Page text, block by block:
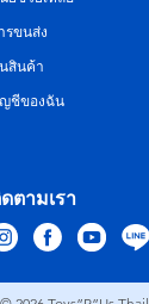
ตามเรา
รขนส่ง
สินค้า
ชีของฉัน